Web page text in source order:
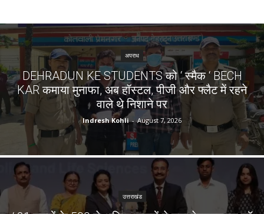
अपराध
DEHRADUN KE STUDENTS को ‘ स्मैक ‘ BECH
KAR कमाया मुनाफा, अब हॉस्टल, पीजी और फ्लैट में रहने
वाले थे निशाने पर
Indresh Kohli - August 7, 2026
उत्तराखंड